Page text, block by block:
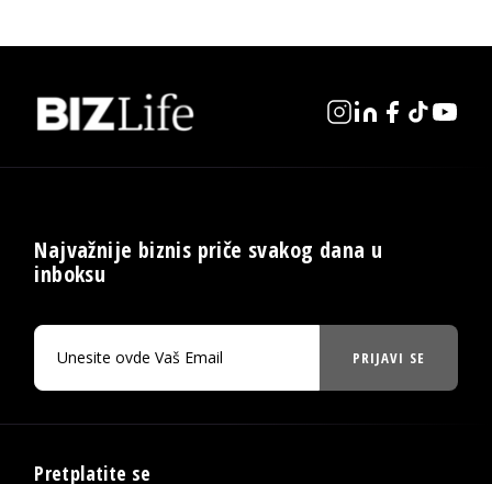
Najvažnije biznis priče svakog dana u
inboksu
PRIJAVI SE
Pretplatite se